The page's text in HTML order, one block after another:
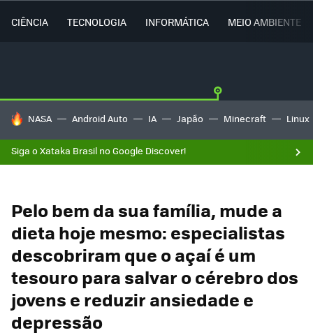
CIÊNCIA TECNOLOGIA INFORMÁTICA MEIO AMBIENTE
TENDÊNCIAS DO DIA
NASA Android Auto IA Japão Minecraft Linux
Siga o Xataka Brasil no Google Discover!
Pelo bem da sua família, mude a
dieta hoje mesmo: especialistas
descobriram que o açaí é um
tesouro para salvar o cérebro dos
jovens e reduzir ansiedade e
depressão